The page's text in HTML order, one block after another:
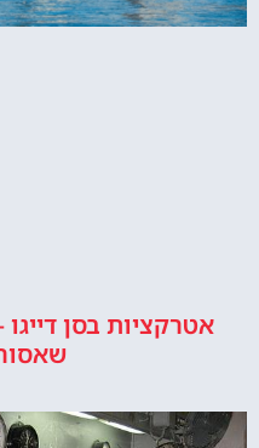
אטרקציות בסן דייגו